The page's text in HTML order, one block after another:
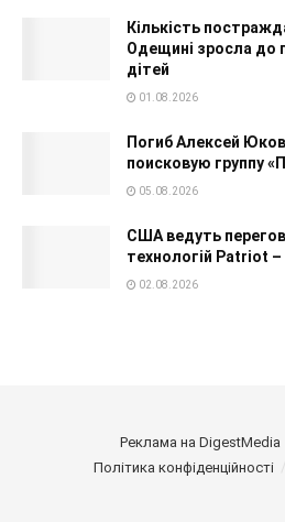
Кількість
Одещині зросла до
дітей
01.08.2026
Погиб Алексей
поисковую группу
05.08.2026
США ведуть
технологій Patriot –
02.08.2026
Реклама на DigestMedia
Політика конфіденційності